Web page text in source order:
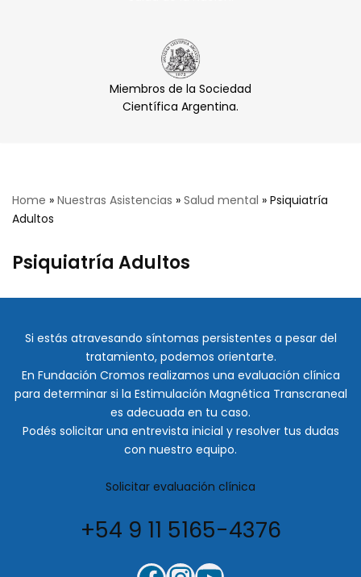
Miembros de la Sociedad
Científica Argentina.
Home » Nuestras Asistencias » Salud mental » Psiquiatría
Adultos
Psiquiatría Adultos
Si estás atravesando síntomas persistentes a pesar del
tratamiento, podemos orientarte.
En Fundación Cromos realizamos una evaluación clínica
para determinar si la Estimulación Magnética Transcraneal
es adecuada en tu caso.
Podés solicitar una entrevista inicial y resolver tus dudas
con nuestro equipo.
Solicitar evaluación clínica
+54 9 11 5165-4376